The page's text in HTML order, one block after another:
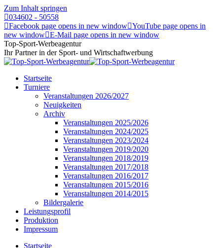
Zum Inhalt springen
034602 - 50558
Facebook page opens in new window YouTube page opens in
new window E-Mail page opens in new window
Top-Sport-Werbeagentur
Ihr Partner in der Sport- und Wirtschaftwerbung
Startseite
Turniere
Veranstaltungen 2026/2027
Neuigkeiten
Archiv
Veranstaltungen 2025/2026
Veranstaltungen 2024/2025
Veranstaltungen 2023/2024
Veranstaltungen 2019/2020
Veranstaltungen 2018/2019
Veranstaltungen 2017/2018
Veranstaltungen 2016/2017
Veranstaltungen 2015/2016
Veranstaltungen 2014/2015
Bildergalerie
Leistungsprofil
Produktion
Impressum
Startseite